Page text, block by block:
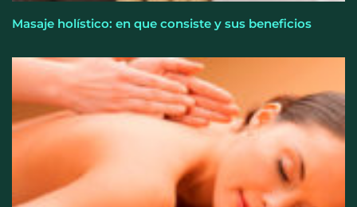
Masaje holístico: en que consiste y sus beneficios